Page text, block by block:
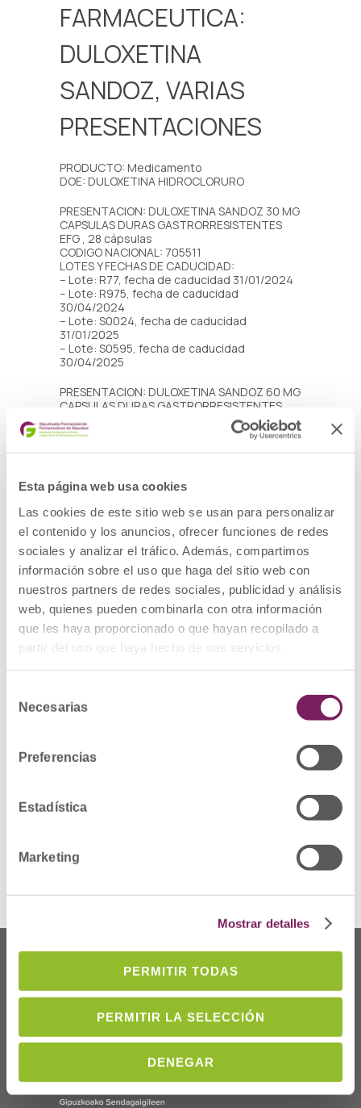
Esta página web usa cookies
Las cookies de este sitio web se usan para personalizar
el contenido y los anuncios, ofrecer funciones de redes
sociales y analizar el tráfico. Además, compartimos
información sobre el uso que haga del sitio web con
nuestros partners de redes sociales, publicidad y análisis
web, quienes pueden combinarla con otra información
que les haya proporcionado o que hayan recopilado a
partir del uso que haya hecho de sus servicios.
Necesarias
Preferencias
Estadística
Marketing
Mostrar detalles
PERMITIR TODAS
PERMITIR LA SELECCIÓN
DENEGAR
FARMACEUTICA:
DULOXETINA
SANDOZ, VARIAS
PRESENTACIONES
PRODUCTO: Medicamento
DOE: DULOXETINA HIDROCLORURO
PRESENTACION: DULOXETINA SANDOZ 30 MG
CAPSULAS DURAS GASTRORRESISTENTES
EFG , 28 cápsulas
CODIGO NACIONAL: 705511
LOTES Y FECHAS DE CADUCIDAD:
– Lote: R77, fecha de caducidad 31/01/2024
– Lote: R975, fecha de caducidad
30/04/2024
– Lote: S0024, fecha de caducidad
31/01/2025
– Lote: S0595, fecha de caducidad
30/04/2025
PRESENTACION: DULOXETINA SANDOZ 60 MG
CAPSULAS DURAS GASTRORRESISTENTES
EFG , 28 cápsulas
CODIGO NACIONAL: 705512
– Lote: R76, fecha de caducidad 31/12/2023
31/03/2025
PRESENTACION: DULOXETINA SANDOZ 60 MG
CAPSULAS DURAS GASTRORRESISTENTES
EFG 56 cápsulas
CODIGO NACIONAL: 729570
LOTES Y FECHAS DE CADUCIDAD:
– Lote: R1073, fecha de caducidad
30/04/2024
– Lote: R133, fecha de caducidad 31/12/2023
31/01/2025
DESCRIPCIÓN DEL DEFECTO: Detección de
una impureza por encima de su límite
MEDIDAS CAUTELARES ADOPTADAS:
habituales.